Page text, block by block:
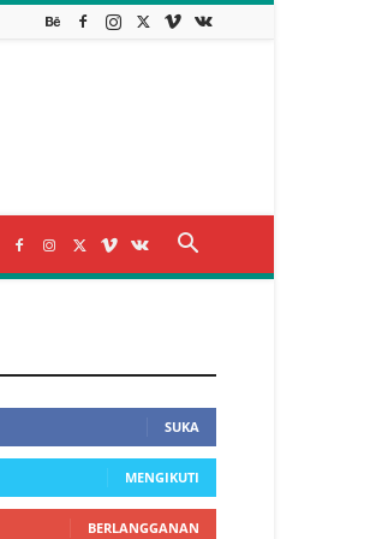
SUKA
MENGIKUTI
BERLANGGANAN